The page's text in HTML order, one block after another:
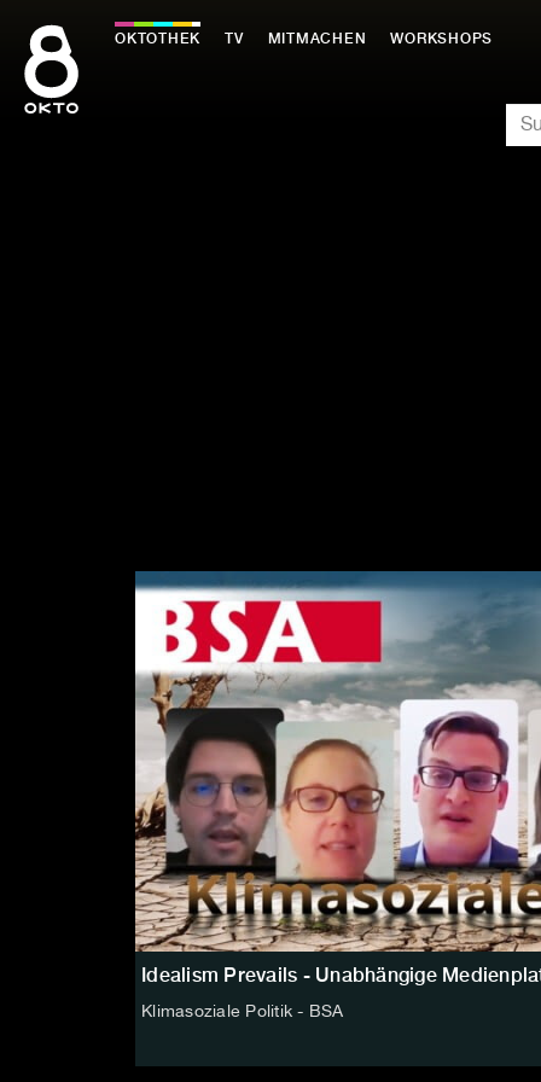
Inhalt
springen
OKTOTHEK TV MITMACHEN WORKSHOPS
Idealism Prevails - Unabhängige
Klimasoziale Politik - BSA